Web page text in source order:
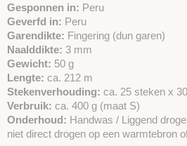
Gesponnen in: Peru
Geverfd in: Peru
Garendikte: Fingering (dun garen)
Naalddikte: 3 mm
Gewicht: 50 g
Lengte: ca. 212 m
Stekenverhouding: ca. 25 steken x
Verbruik: ca. 400 g (maat S)
Onderhoud: Handwas / Liggend
niet direct drogen op een warmtebron